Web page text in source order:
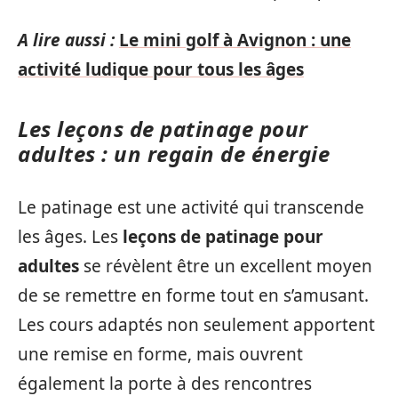
A lire aussi : Le mini golf à Avignon : une
activité ludique pour tous les âges
Les leçons de patinage pour
adultes : un regain de énergie
Le patinage est une activité qui transcende
les âges. Les leçons de patinage pour
adultes se révèlent être un excellent moyen
de se remettre en forme tout en s’amusant.
Les cours adaptés non seulement apportent
une remise en forme, mais ouvrent
également la porte à des rencontres